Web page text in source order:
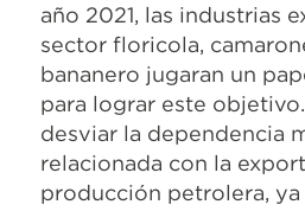
año 2021, las industrias
sector floricola,
bananero jugaran un
para lograr este objetivo.
desviar la dependencia
relacionada con la export
producción petrolera, ya